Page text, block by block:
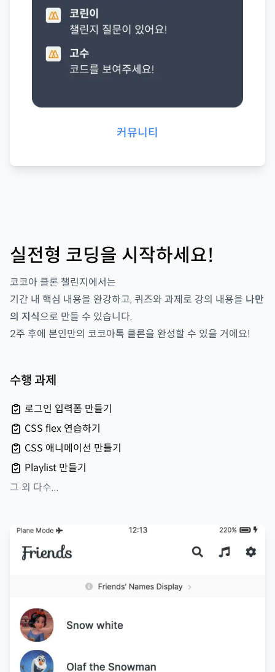
커뮤니티
실전형 코딩을 시작하세요!
코코아 클론 챌린지에서는
기간 내 핵심 내용을 완강하고, 퀴즈와 과제로 강의 내용을 나만
의 지식으로 만들 수 있습니다.
2주 후에 본인만의 코코아톡 클론을 완성할 수 있을 거에요!
수행 과제
로그인 입력폼 만들기
CSS flex 연습하기
CSS 애니메이션 만들기
Playlist 만들기
그 외 다수...